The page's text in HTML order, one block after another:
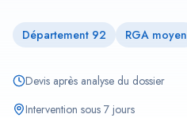
Département 92 RGA moyen
Devis après analyse du dossier
Intervention sous 7 jours